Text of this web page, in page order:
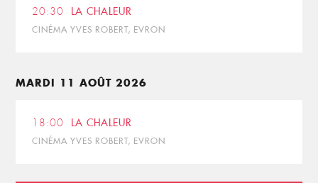
20:30 LA CHALEUR
CINÉMA YVES ROBERT, EVRON
MARDI 11 AOÛT 2026
18:00 LA CHALEUR
CINÉMA YVES ROBERT, EVRON